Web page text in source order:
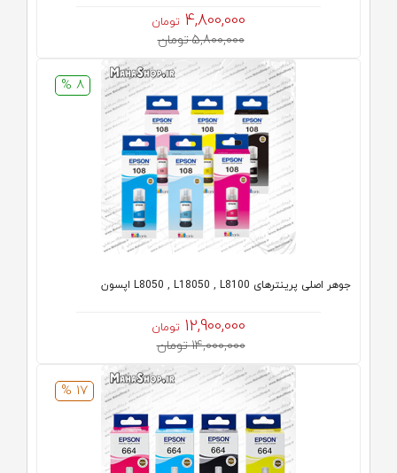
4,800,000 تومان
5,800,000 تومان
8 %
جوهر اصلی پرینترهای L8050 , L18050 , L8100 اپسون
12,900,000 تومان
14,000,000 تومان
17 %